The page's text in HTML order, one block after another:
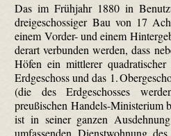
Das im Frühjahr 1880 in
dreigeschossiger Bau von 17
einem Vorder- und einem
derart verbunden werden, dass
Höfen ein mittlerer
Erdgeschoss und das 1.
(die des Erdgeschosses
preußischen Handels-Ministerium
ist in seiner ganzen
umfassenden Dienstwohnung